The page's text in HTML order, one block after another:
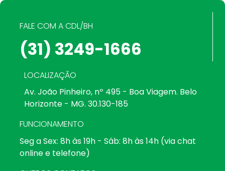
FALE COM A CDL/BH
(31) 3249-1666
LOCALIZAÇÃO
Av. João Pinheiro, nº 495 - Boa Viagem. Belo
Horizonte - MG. 30.130-185
FUNCIONAMENTO
Seg a Sex: 8h às 19h - Sáb: 8h às 14h (via chat
online e telefone)